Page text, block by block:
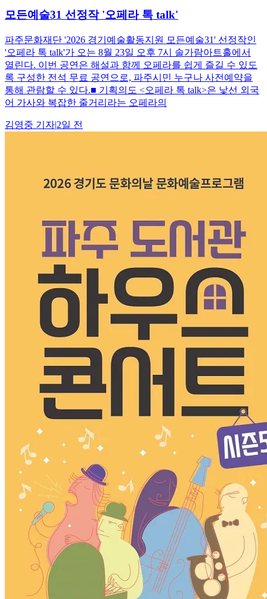
모든예술31 선정작 '오페라 톡 talk'
파주문화재단 '2026 경기예술활동지원 모든예술31' 선정작인
'오페라 톡 talk'가 오는 8월 23일 오후 7시 솔가람아트홀에서
열린다. 이번 공연은 해설과 함께 오페라를 쉽게 즐길 수 있도
록 구성한 전석 무료 공연으로, 파주시민 누구나 사전예약을
통해 관람할 수 있다.■ 기획의도 <오페라 톡 talk>은 낯선 외국
어 가사와 복잡한 줄거리라는 오페라의
김영중 기자|2일 전